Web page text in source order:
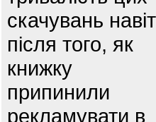
скачувань
після того, як
книжку
припинили
рекламувати в